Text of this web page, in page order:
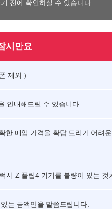
전에 확인하실 수 있습니다.
시만요
제외 ）
안내해드릴 수 있습니다.
매입 가격을 확답 드리기 어려
Z 플립4 기기를 불량이 있는 것
는 금액만을 말씀드립니다.